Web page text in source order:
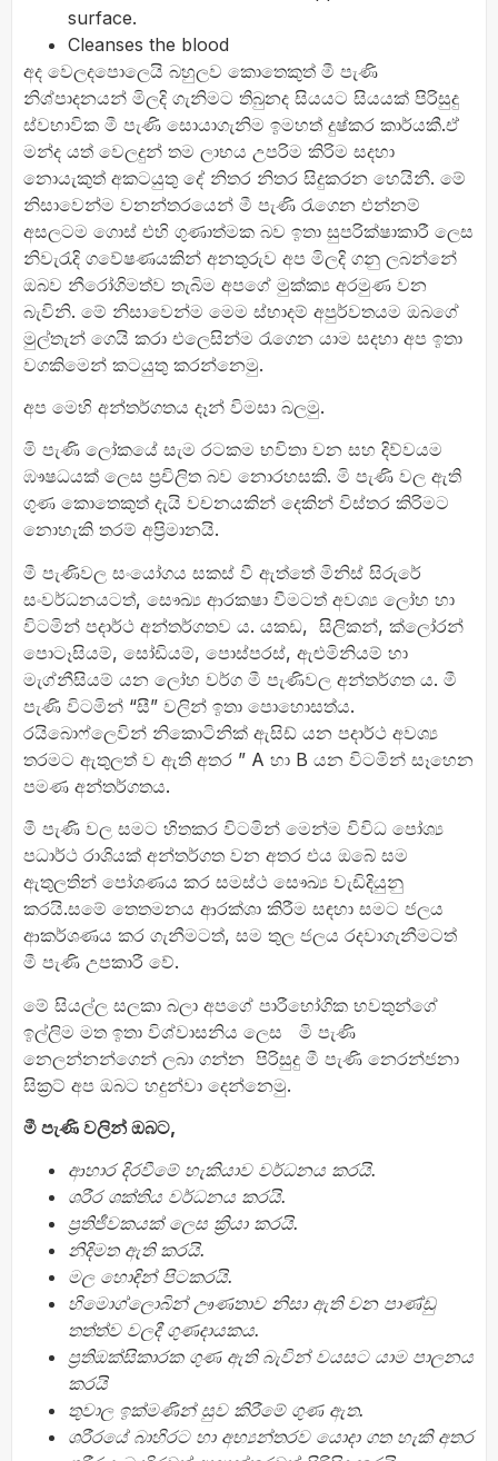
surface.
Cleanses the blood
අද වෙලදපොලෙයි බහුලව කොතෙකුත් මී පැණි
නිශ්පාදනයන් මිලදි ගැනිමට තිබුනද සියයට සියයක් පිරිසුදු
ස්වභාවික මී පැණි සොයාගැනිම ඉමහත් දුෂ්කර කාර්යකී.ඒ
මන්ද යත් වෙලදුන් තම ලාභය උපරිම කිරිම සදහා
නොයැකුත් අකටයුතු දේ නිතර නිතර සිදුකරන හෙයිනී. මේ
නිසාවෙන්ම වනන්තරයෙන් මී පැණි රැගෙන එන්නම්
අසලටම ගොස් එහි ගුණාත්මක බව ඉතා සුපරික්ෂාකාරී ලෙස
නිවැරැදි ගවේෂණයකින් අනතුරුව අප මිලදි ගනු ලබන්නේ
ඔබව නීරෝගිමත්ව තැබිම අපගේ මුක්ක්‍ය අරමුණ වන
බැවිනි. මේ නිසාවෙන්ම මෙම ස්භාදම් අපුර්වතයම ඔබගේ
මුල්තැන් ගෙයි කරා එලෙසින්ම රැගෙන යාම සදහා අප ඉතා
වගකිමෙන් කටයුතු කරන්නෙමු.
අප මෙහි අන්තර්ගතය දෑන් විමසා බලමු.
මි පැණි ලෝකයේ සැම රටකම භවිතා වන සහ දිව්වයම
ඹෟෂධයක් ලෙස ප්‍රචිලිත බව නොරහසකි. මි පැණි වල ඇති
ගුණ කොතෙකුත් දැයි වචනයකින් දෙකින් විස්තර කිරිමට
නොහැකි තරම් අප්‍රිමානයි.
මී පැණිවල සංයෝගය සකස් වී ඇත්තේ මිනිස් සිරුරේ
සංවර්ධනයටත්, සෞඛ්‍ය ආරකෂා වීමටත් අවශ්‍ය ලෝහ හා
විටමින් පදාර්ථ අන්තර්ගතව ය. යකඩ, සිලිකන්, ක්ලෝරන්
පොටෑසියම්, සෝඩියම්, පොස්පරස්, ඇළුමිනියම් හා
මැග්නීසියම් යන ලෝහ වර්ග මී පැණිවල අන්තර්ගත ය. මී
පැණි විටමින් “සී” වලින් ඉතා පොහොසත්ය.
රයිබොෆ්ලෙවින් නිකොටිනික් ඇසිඩ් යන පදාර්ථ අවශ්‍ය
තරමට ඇතුලත් ව ඇති අතර ” A හා B යන විටමින් සෑහෙන
පමණ අන්තර්ගතය.
මී පැණි වල සමට හිතකර විටමින් මෙන්ම විවිධ පෝශ්‍ය
පධාර්ථ රාශියක් අන්තර්ගත වන අතර එය ඔබේ සම
ඇතුලතින් පෝශණය කර සමස්ථ සෞඛ්‍ය වැඩිදියුනු
කරයි.සමේ තෙතමනය ආරක්ශා කිරීම සඳහා සමට ජලය
ආකර්ශණය කර ගැනීමටත්, සම තුල ජලය රදවාගැනීමටත්
මී පැණි උපකාරී වේ.
මේ සියල්ල සලකා බලා අපගේ පාරීභෝගික භවතුන්ගේ
ඉල්ලිම මත ඉතා විශ්වාසනිය ලෙස මි පැණි
නෙලන්නන්ගෙන් ලබා ගන්න පිරිසුදු මී පැණි නෙරන්ජනා
සික්‍රට් අප ඔබට හදුන්වා දෙන්නෙමු.
මී පැණි වලින් ඔබට,
ආහාර දිරවීමේ හැකියාව වර්ධනය කරයි.
ශරීර ශක්තිය වර්ධනය කරයි.
ප්‍රතිජීවකයක් ලෙස ක්‍රියා කරයි.
නිදිමත ඇති කරයි.
මල හොඳින් පිටකරයි.
හිමොග්ලොබින්ඌණතාව නිසා ඇති වන පාණ්ඩු
තත්ත්ව වලදීගුණදායකය.
ප්‍රතිඔක්සිකාරක ගුණ ඇති බැවින් වයසට යාම පාලනය
කරයි
තුවාල ඉක්මණින් සුව කිරීමේ ගුණ ඇත.
ශරීරයේ බාහිරට හා අභ්‍යන්තරව යොදා ගත හැකි අතර